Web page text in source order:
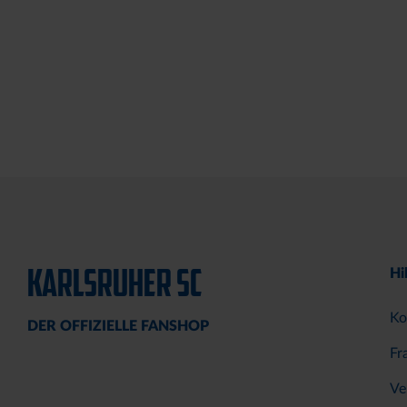
KARLSRUHER SC
DER OFFIZIELLE FANSHOP